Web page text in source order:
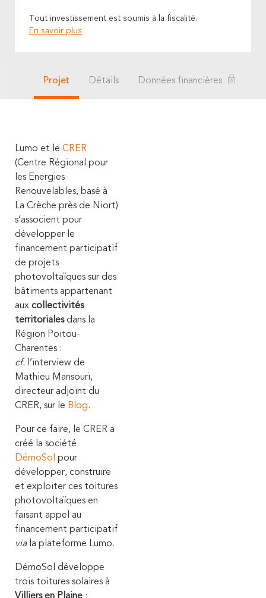
Tout investissement est soumis à la fiscalité.
En savoir plus
Projet Détails Données financières
Lumo et le CRER
(Centre Régional pour
les Energies
Renouvelables, basé à
La Crèche près de Niort)
s’associent pour
développer le
financement participatif
de projets
photovoltaïques sur des
bâtiments appartenant
aux collectivités
territorialesdans la
Région Poitou-
Charentes :
cf. l’interview de
Mathieu Mansouri,
directeur adjoint du
CRER, sur le Blog.
Pour ce faire, le CRER a
créé la société
DémoSol pour
développer, construire
et exploiter ces toitures
photovoltaïques en
faisant appel au
financement participatif
viala plateforme Lumo.
DémoSol développe
trois toitures solaires à